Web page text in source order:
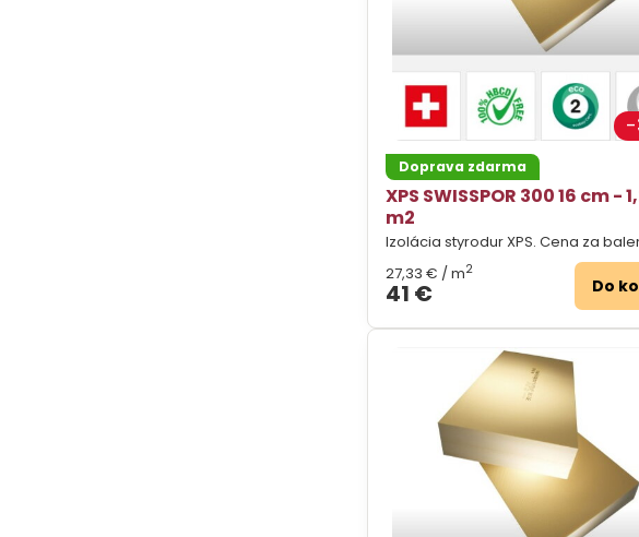
Doprava zdarma
XPS SWISSPOR 300 16 cm -
m2
Izolácia styrodur XPS. Cena za
41 €
27,33 € / m2
Do